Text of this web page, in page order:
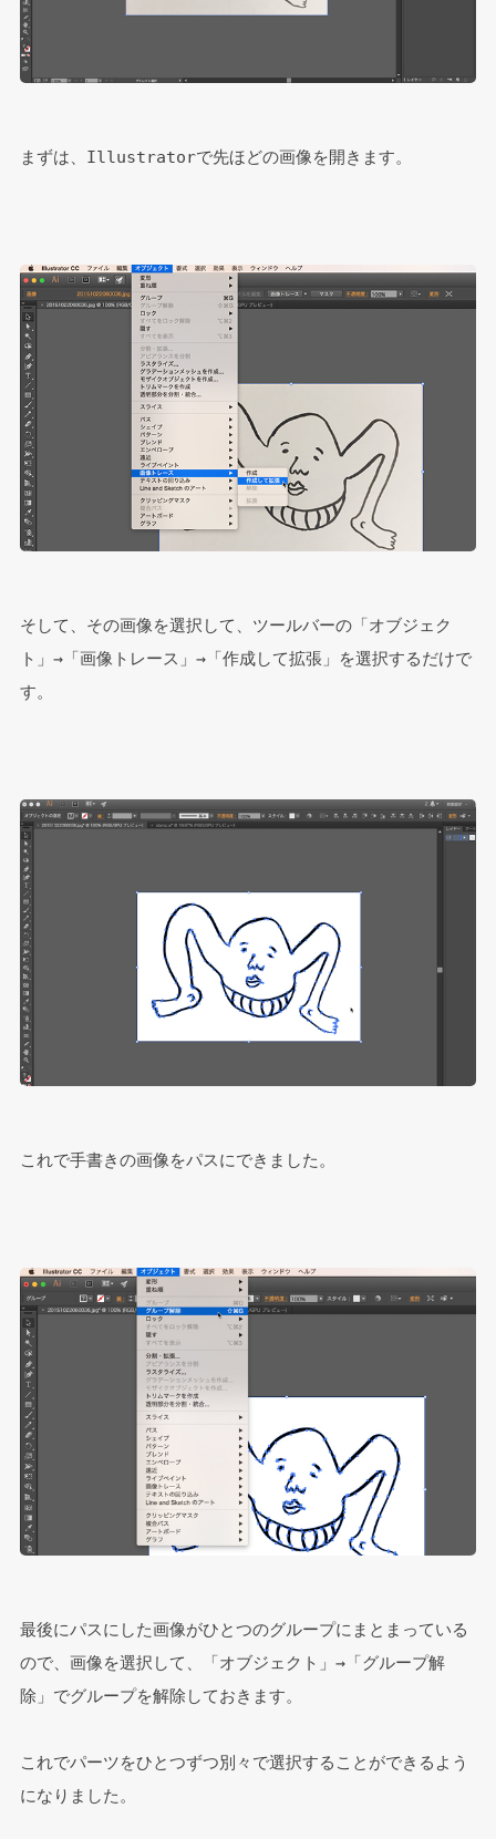
まずは、Illustratorで先ほどの画像を開きます。
そして、その画像を選択して、ツールバーの「オブジェク
ト」→「画像トレース」→「作成して拡張」を選択するだけで
す。
これで手書きの画像をパスにできました。
最後にパスにした画像がひとつのグループにまとまっている
ので、画像を選択して、「オブジェクト」→「グループ解
除」でグループを解除しておきます。
これでパーツをひとつずつ別々で選択することができるよう
になりました。